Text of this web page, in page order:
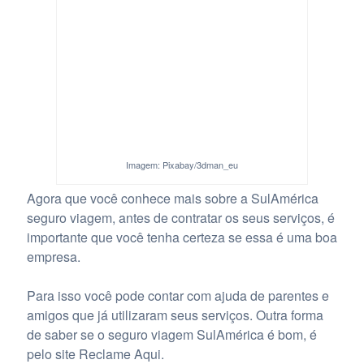
Imagem: Pixabay/3dman_eu
Agora que você conhece mais sobre a SulAmérica
seguro viagem, antes de contratar os seus serviços, é
importante que você tenha certeza se essa é uma boa
empresa.
Para isso você pode contar com ajuda de parentes e
amigos que já utilizaram seus serviços. Outra forma
de saber se o seguro viagem SulAmérica é bom, é
pelo site Reclame Aqui.